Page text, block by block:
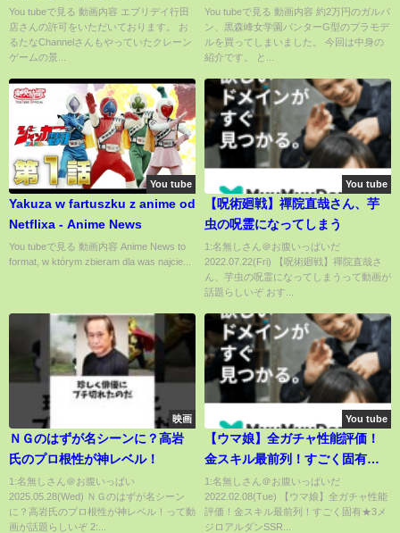
過酷すぎ！！！！！！
You tubeで見る 動画内容 エブリデイ行田
店さんの許可をいただいております。 お
るたなChannelさんもやっていたクレーン
ゲームの景...
どんなの？
You tubeで見る 動画内容 約2万円のガルパ
ン、黒森峰女学園パンターG型のプラモデ
ルを買ってしまいました。 今回は中身の
紹介です。 と...
You tube
Yakuza w fartuszku z anime od
Netflixa - Anime News
You tubeで見る 動画内容 Anime News to
format, w którym zbieram dla was najcie...
You tube
【呪術廻戦】禪院直哉さん、芋
虫の呪霊になってしまう
1:名無しさん＠お腹いっぱいだ
2022.07.22(Fri) 【呪術廻戦】禪院直哉さ
ん、芋虫の呪霊になってしまうって動画が
話題らしいぞ おす...
映画
ＮＧのはずが名シーンに？高岩
氏のプロ根性が神レベル！
1:名無しさん＠お腹いっぱい
2025.05.28(Wed) ＮＧのはずが名シーン
に？高岩氏のプロ根性が神レベル！って動
画が話題らしいぞ 2:...
You tube
【ウマ娘】全ガチャ性能評価！
金スキル最前列！すごく固有★3
メジロアルダンSSRアグネスデ
ジタルSRアイネスフウジン アニ
バ前/ダート/強い【 デジたん ウ
1:名無しさん＠お腹いっぱいだ
2022.02.08(Tue) 【ウマ娘】全ガチャ性能
評価！金スキル最前列！すごく固有★3メ
ジロアルダンSSR...